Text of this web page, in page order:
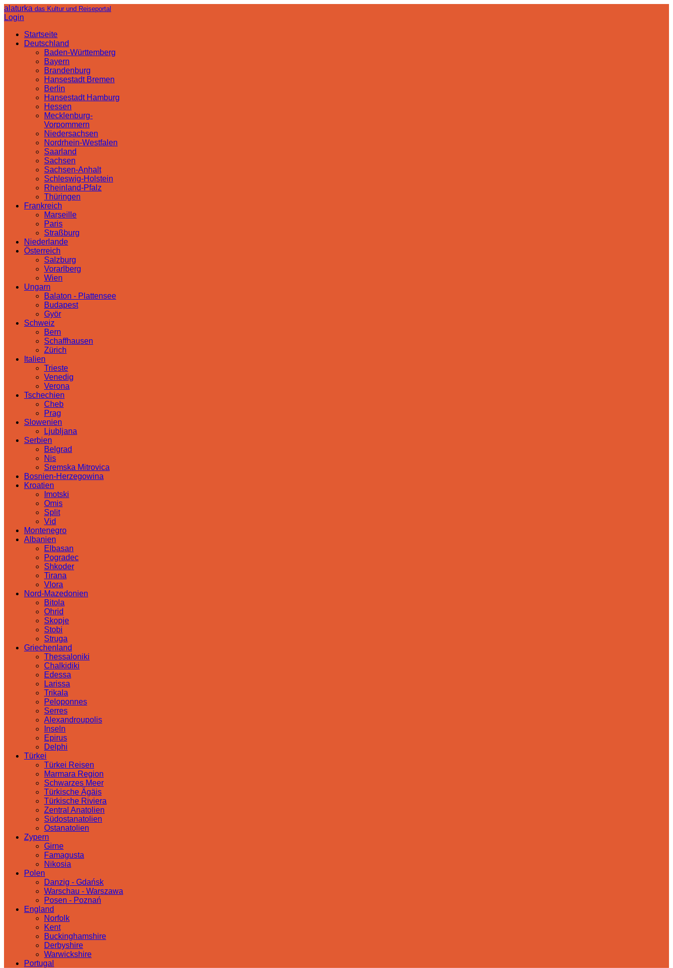
alaturka das Kultur und Reiseportal
Login
Startseite
Deutschland
Baden-Württemberg
Bayern
Brandenburg
Hansestadt Bremen
Berlin
Hansestadt Hamburg
Hessen
Mecklenburg-
Vorpommern
Niedersachsen
Nordrhein-Westfalen
Saarland
Sachsen
Sachsen-Anhalt
Schleswig-Holstein
Rheinland-Pfalz
Thüringen
Frankreich
Marseille
Paris
Straßburg
Niederlande
Österreich
Salzburg
Vorarlberg
Wien
Ungarn
Balaton - Plattensee
Budapest
Györ
Schweiz
Bern
Schaffhausen
Zürich
Italien
Trieste
Venedig
Verona
Tschechien
Cheb
Prag
Slowenien
Ljubljana
Serbien
Belgrad
Nis
Sremska Mitrovica
Bosnien-Herzegowina
Kroatien
Imotski
Omis
Split
Vid
Montenegro
Albanien
Elbasan
Pogradec
Shkoder
Tirana
Vlora
Nord-Mazedonien
Bitola
Ohrid
Skopje
Stobi
Struga
Griechenland
Thessaloniki
Chalkidiki
Edessa
Larissa
Trikala
Peloponnes
Serres
Alexandroupolis
Inseln
Epirus
Delphi
Türkei
Türkei Reisen
Marmara Region
Schwarzes Meer
Türkische Ägäis
Türkische Riviera
Zentral Anatolien
Südostanatolien
Ostanatolien
Zypern
Girne
Famagusta
Nikosia
Polen
Danzig - Gdańsk
Warschau - Warszawa
Posen - Poznań
England
Norfolk
Kent
Buckinghamshire
Derbyshire
Warwickshire
Portugal